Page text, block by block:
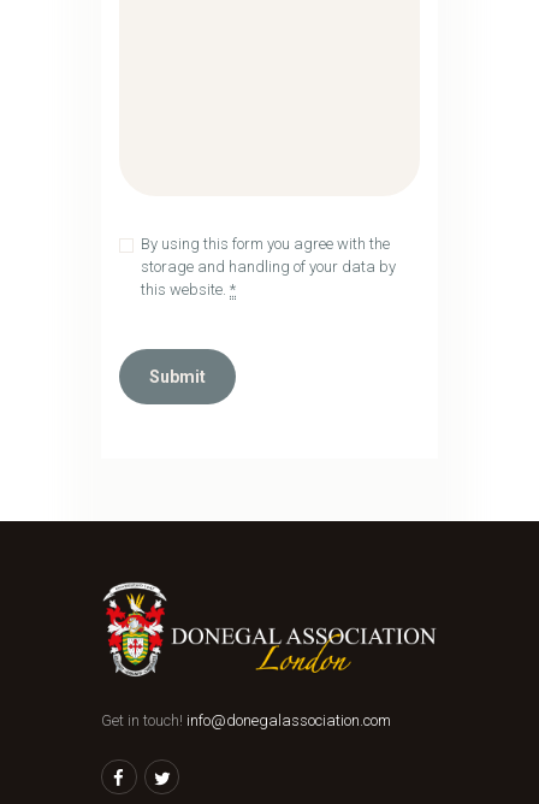
By using this form you agree with the
storage and handling of your data by
this website.*
Get in touch! info@donegalassociation.com